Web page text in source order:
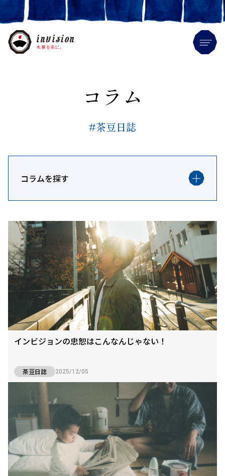
コラム
#茶豆日誌
コラムを探す
インビジョンの忠恕はこんなんじゃない！
茶豆日誌 2025/12/05